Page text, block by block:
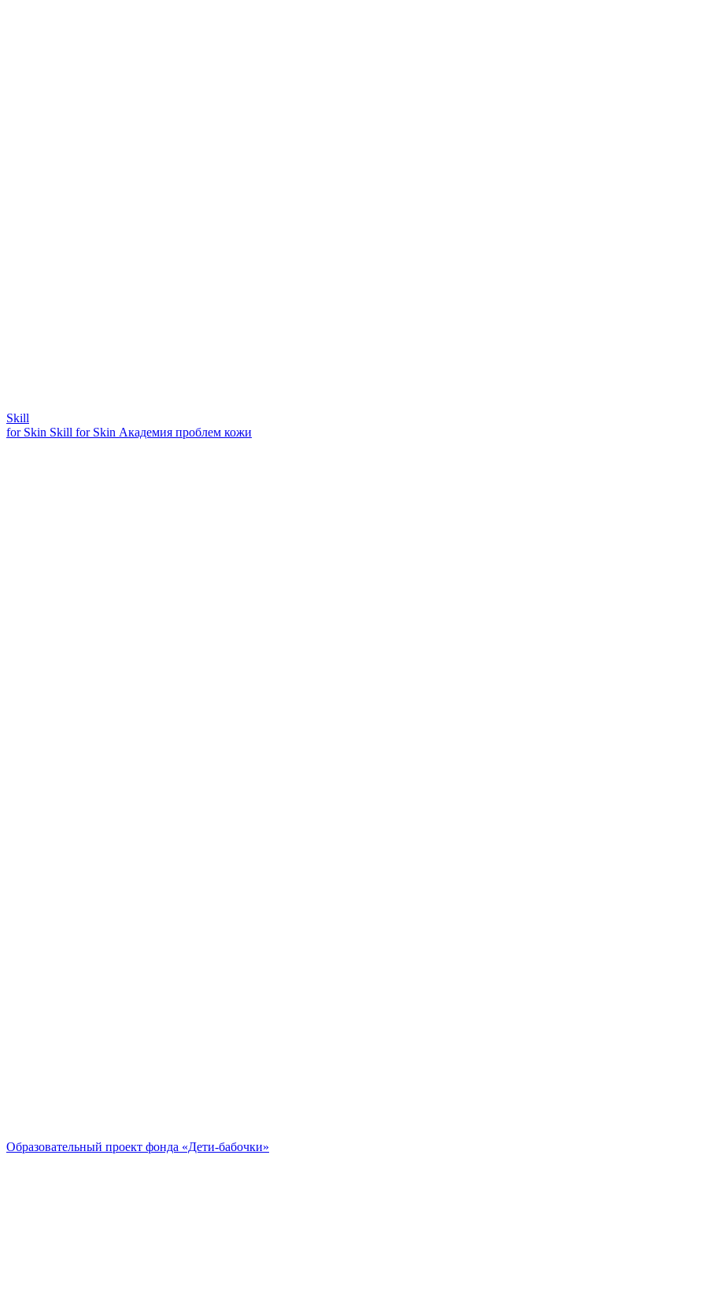
Skill
for Skin Skill for Skin Академия проблем кожи
Образовательный проект фонда «Дети-бабочки»